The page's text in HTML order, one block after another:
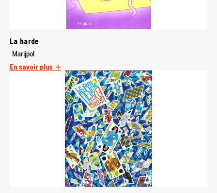
La harde
Marijpol
En savoir plus